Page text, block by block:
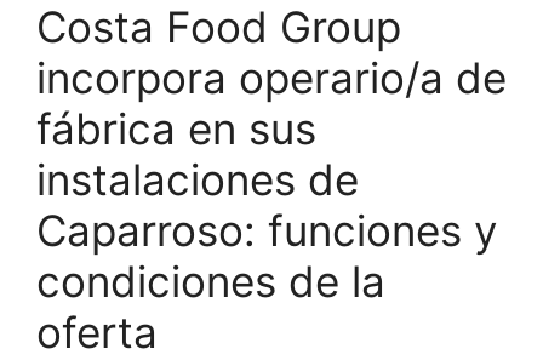
Costa Food Group
incorpora operario/a de
fábrica en sus
instalaciones de
Caparroso: funciones y
condiciones de la
oferta